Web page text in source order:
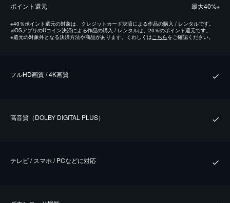
ポイント還元 最⼤40%※
※40％ポイント還元の対象は、クレジットカード決済による作品の購入 / レンタルです。
※iOSアプリのUコイン決済による作品の購入 / レンタルは、20％のポイント還元です。
※還元の対象外となる決済方法や商品があります。くわしくはこちらをご確認ください。
フルHD画質 / 4K画質
⾼⾳質（DOLBY DIGITAL PLUS）
テレビ / スマホ / PCなどに対応